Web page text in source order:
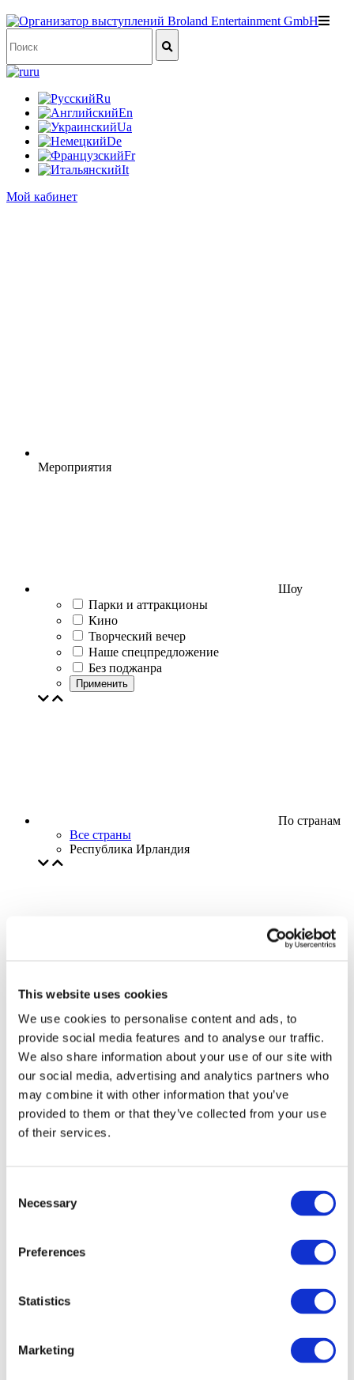
This website uses cookies
We use cookies to personalise content and ads, to
provide social media features and to analyse our traffic.
We also share information about your use of our site with
our social media, advertising and analytics partners who
may combine it with other information that you’ve
provided to them or that they’ve collected from your use
of their services.
Selection
Necessary
Preferences
Statistics
Marketing
ru
Ru
En
Ua
De
Fr
It
Мой кабинет
Мероприятия
Шоу
Парки и аттракционы
Кино
Творческий вечер
Наше спецпредложение
Без поджанра
Применить
По странам
Все страны
Республика Ирландия